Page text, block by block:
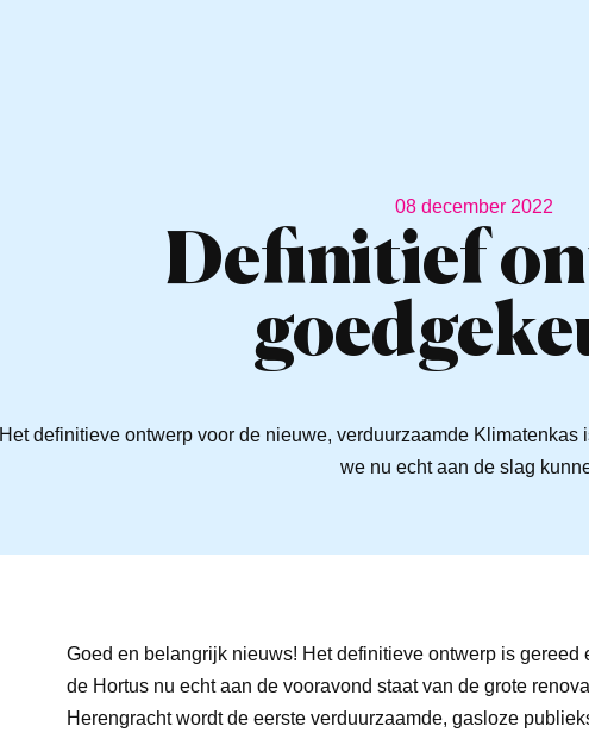
08 december 2022
Definitief
Het definitieve ontwerp voor de nieuwe, verduurzaamde
we nu echt aan de slag
Goed en belangrijk nieuws! Het definitieve ontwerp is gereed
de Hortus nu echt aan de vooravond staat van de grote
Herengracht wordt de eerste verduurzaamde, gasloze